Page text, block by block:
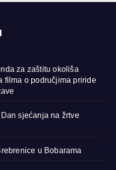
za zaštitu okoliša
filma o područjima priride
sjećanja na žrtve
u Bobarama